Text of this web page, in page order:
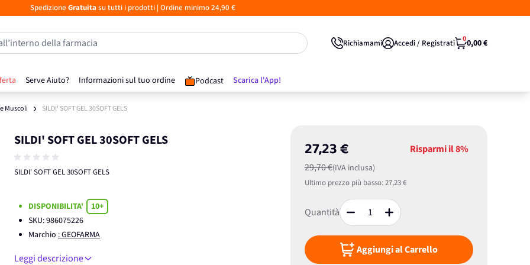
Spedizione Gratuita su tutti i prodotti| Ordine minimo 24,90 €
Serve Aiuto? Informazioni sul tuo ordine Podcast Scarica l'App!
della farmacia Richiamami Accedi / Registrati 00,00 €
Muscoli SILDI' SOFT GEL 30SOFT GELS
SILDI' SOFT GEL 30SOFT GELS
SILDI' SOFT GEL 30SOFT GELS
27,23 €
29,70 €(IVA inclusa)
Risparmi il8%
Ultimo prezzo più basso:27,23 €
Quantità
Aggiungi al Carrello
DISPONIBILITA'
10+
SKU:986075226
Marchio : GEOFARMA
Leggi descrizione